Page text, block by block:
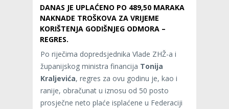
DANAS JE UPLAĆENO PO 489,50 MARAKA
NAKNADE TROŠKOVA ZA VRIJEME
KORIŠTENJA GODIŠNJEG ODMORA –
REGRES.
Po riječima dopredsjednika Vlade ZHŽ-a i
županijskog ministra financija Tonija
Kraljevića, regres za ovu godinu je, kao i
ranije, obračunat u iznosu od 50 posto
prosječne neto plaće isplaćene u Federaciji